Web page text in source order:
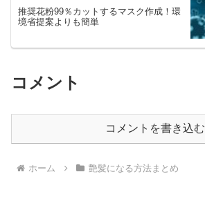
推奨花粉99％カットするマスク作成！環
境省提案よりも簡単
コメント
コメントを書き込む
ホーム 艶髪になる方法まとめ